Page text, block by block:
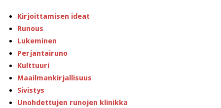
Kirjoittamisen ideat
Runous
Lukeminen
Perjantairuno
Kulttuuri
Maailmankirjallisuus
Sivistys
Unohdettujen runojen klinikka